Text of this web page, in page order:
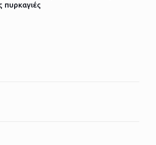
πυρκαγιές